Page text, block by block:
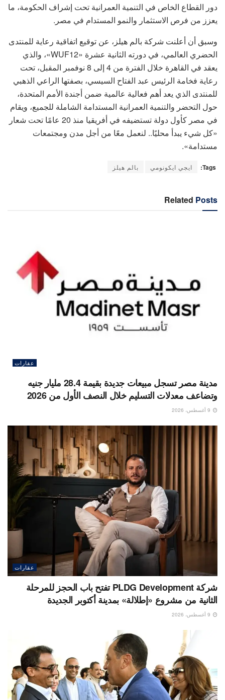
دور القطاع الخاص في التنمية العمرانية تحت إشراف الحكومة، ما
يعزز من فرص الاستثمار والنمو المستدام في مصر.
وسبق أن أعلنت شركة بالم هيلز، عن توقيع اتفاقية رعاية للمنتدى
الحضري العالمي، في دورته الثانية عشرة «WUF12»، والذي
يعقد في القاهرة خلال الفترة من 4 إلى 8 نوفمبر المقبل، تحت
رعاية فخامة الرئيس عبد الفتاح السيسي، بصفتها الراعي الذهبي
للمنتدى الذي يعد أهم فعالية عالمية ضمن أجندة الأمم المتحدة،
حول التحضر والتنمية العمرانية المستدامة الشاملة للجميع، ويقام
في مصر كأول دولة تستضيفه في أفريقيا منذ 20 عامًا تحت شعار
«كل شيء يبدأ محليًا.. لنعمل معًا من أجل مدن ومجتمعات
مستدامة».
Tags: ايجي ايكونومي بالم هيلز
Related Posts
عقارات
مدينة مصر تسجل مبيعات جديدة بقيمة 28.4 مليار جنيه
وتضاعف معدلات التسليم خلال النصف الأول من 2026
عقارات
شركة PLDG Development تفتح باب الحجز للمرحلة
الثانية من مشروع «إطلالة» بمدينة أكتوبر الجديدة